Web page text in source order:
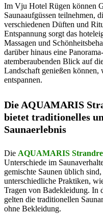
Im Vju Hotel Rügen können
Saunaaufgüssen teilnehmen,
verschiedenen Düften und
Entspannung sorgt das
Massagen und
darüber hinaus eine
atemberaubenden Blick auf
Landschaft genießen können,
entspannen.
Die AQUAMARIS
bietet traditionelles
Saunaerlebnis
Die AQUAMARIS
Unterschiede im
gemischte Saunen üblich
unterschiedliche Praktiken,
Tragen von Badekleidung.
gelten die traditionellen
ohne Bekleidung​​.